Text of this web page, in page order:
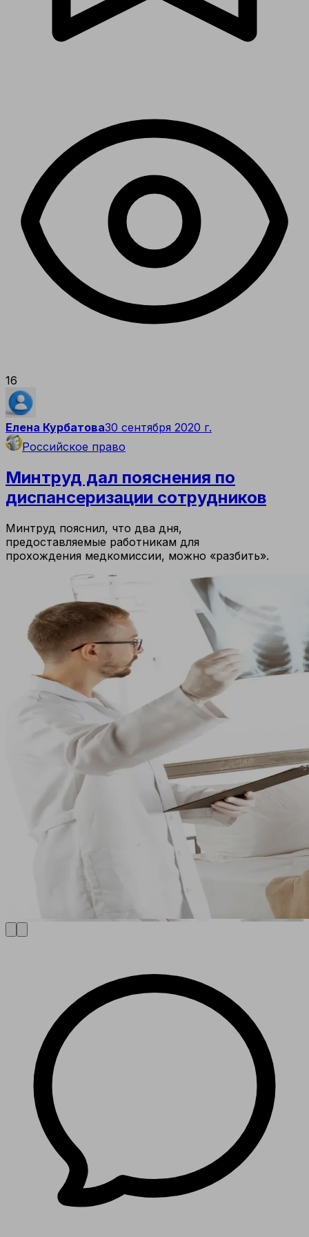
16
Елена Курбатова30 сентября 2020 г.
Российское право
Минтруд дал пояснения по
диспансеризации сотрудников
Минтруд пояснил, что два дня,
предоставляемые работникам для
прохождения медкомиссии, можно «разбить».